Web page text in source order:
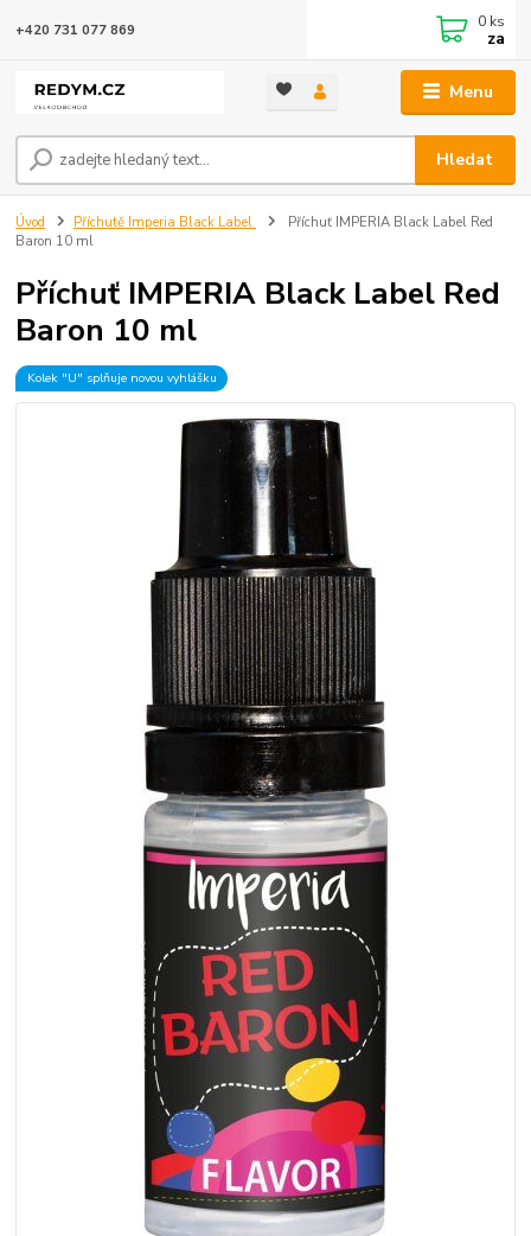
Menu
Hledat
+420 731 077 869 0 ks
za
Úvod Příchutě Imperia Black Label
Příchuť IMPERIA Black Label Red
Baron 10 ml
Příchuť IMPERIA Black Label Red
Baron 10 ml
Kolek "U" splňuje novou vyhlášku